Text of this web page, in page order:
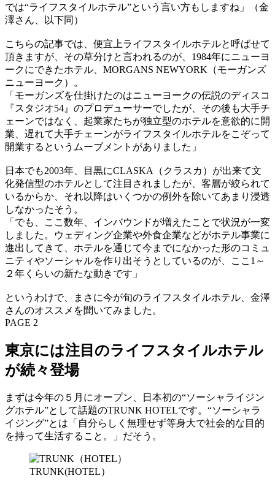
では“ライフスタイルホテル”という言い方もしますね」（金
澤さん、以下同）
こちらの記事では、便宜上ライフスタイルホテルと呼ばせて
頂きますが、その草分けと言われるのが、1984年にニューヨ
ークにできたホテル、MORGANS NEWYORK（モーガンズ
ニューヨーク）。
「モーガンズを仕掛けたのはニューヨークの伝説のディスコ
『スタジオ54』のプロデューサーでしたが、その後も大手チ
ェーンではなく、起業家たちが独立型のホテルを意欲的に開
業、遅れて大手チェーンがライフスタイルホテルをこぞって
開業するというムーブメントがありました」
日本でも2003年、目黒にCLASKA（クラスカ）が出来て文
化発信型のホテルとして注目されましたが、客層が絞られて
いるからか、それ以降はいくつかの例外を除いてあまり浸透
しなかったそう。
「でも、ここ数年、インバウンドが増えたことで状況が一変
しました。ウェディング企業や外食企業などがホテル事業に
進出してきて、ホテルを通じて今までになかった形のコミュ
ニティやソーシャルを作り出そうとしているのが、ここ1～
２年くらいの新たな動きです」
というわけで、まさに今が旬のライフスタイルホテル、金澤
さんのオススメを聞いてみました。
PAGE 2
東京には注目のライフスタイルホテル
が続々登場
まずは今年の５月にオープン、日本初の“ソーシャライジン
グホテル”として話題のTRUNK HOTELです。“ソーシャラ
イジング”とは「自分らしく無理せず等身大で社会的な目的
を持って生活すること。」だそう。
TRUNK(HOTEL）